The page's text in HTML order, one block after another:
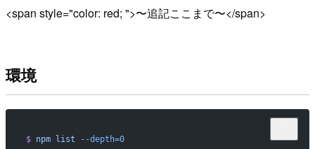
<span style="color: red; ">〜追記ここまで〜</span>
環境
$ npm list --depth=0